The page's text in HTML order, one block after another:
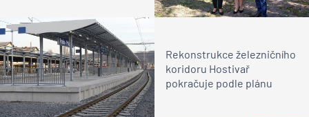
Rekonstrukce železničního
koridoru Hostivař
pokračuje podle plánu